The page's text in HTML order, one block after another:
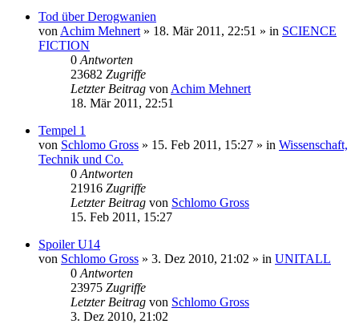
Tod über Derogwanien
von Achim Mehnert » 18. Mär 2011, 22:51 » in SCIENCE
FICTION
0 Antworten
23682 Zugriffe
Letzter Beitrag von Achim Mehnert
18. Mär 2011, 22:51
Tempel 1
von Schlomo Gross » 15. Feb 2011, 15:27 » in Wissenschaft,
Technik und Co.
0 Antworten
21916 Zugriffe
Letzter Beitrag von Schlomo Gross
15. Feb 2011, 15:27
Spoiler U14
von Schlomo Gross » 3. Dez 2010, 21:02 » in UNITALL
0 Antworten
23975 Zugriffe
Letzter Beitrag von Schlomo Gross
3. Dez 2010, 21:02